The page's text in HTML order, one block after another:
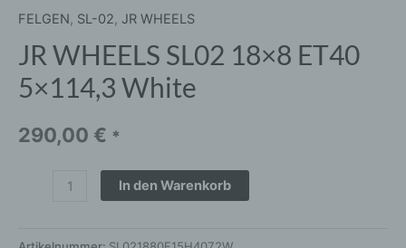
FELGEN, SL-02, JR WHEELS
JR WHEELS SL02 18×8 ET40
5×114,3 White
290,00 € *
In den Warenkorb